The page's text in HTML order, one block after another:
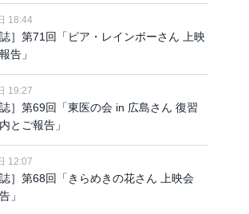
18:44
誌］第71回「ピア・レインボーさん 上映
告」
19:27
誌］第69回「東医の会 in 広島さん 復習
とご報告」
12:07
誌］第68回「きらめきの花さん 上映会
」